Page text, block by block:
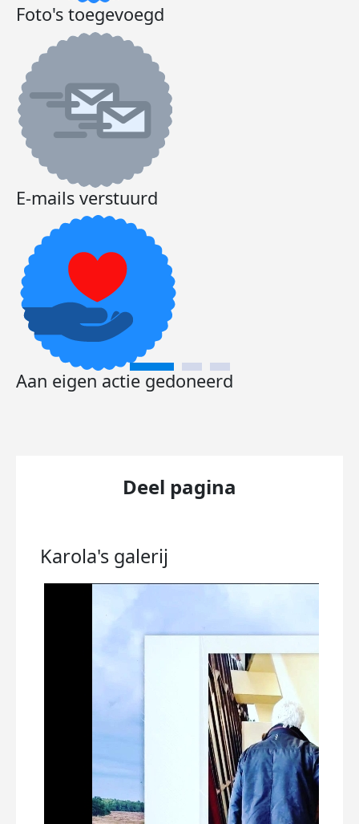
Foto's toegevoegd
E-mails verstuurd
Aan eigen actie gedoneerd
Deel pagina
Karola's galerij